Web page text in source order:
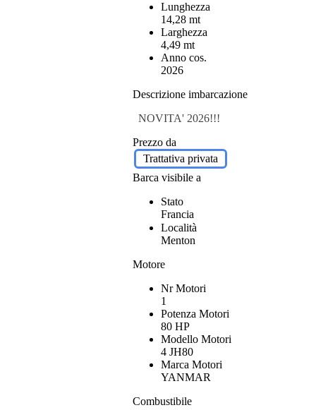
Lunghezza
14,28 mt
Larghezza
4,49 mt
Anno cos.
2026
Descrizione imbarcazione
NOVITA' 2026!!!
Prezzo da
Trattativa privata
Barca visibile a
Stato
Francia
Località
Menton
Motore
Nr Motori
1
Potenza Motori
80 HP
Modello Motori
4 JH80
Marca Motori
YANMAR
Combustibile